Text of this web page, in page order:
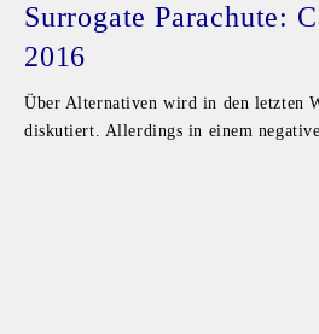
Surrogate Parachute:
2016
Über Alternativen wird in den letzten
diskutiert. Allerdings in einem